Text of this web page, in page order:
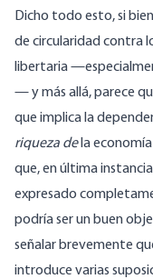
Dicho todo esto, si
de circularidad contra
libertaria
— y más allá, parece
que implica la
riqueza dela
que, en última
expresado
podría ser un buen
señalar brevemente
introduce varias